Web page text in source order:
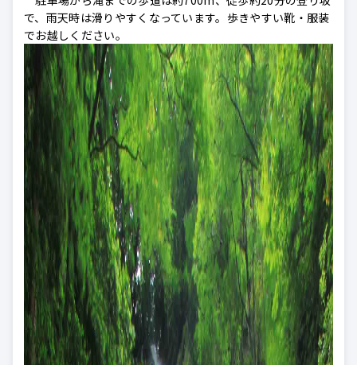
で、雨天時は滑りやすくなっています。歩きやすい靴・服装
でお越しください。